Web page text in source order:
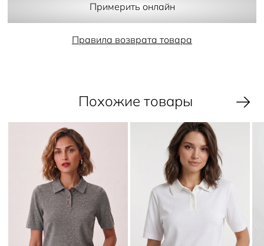
Примерить онлайн
Правила возврата товара
Похожие товары